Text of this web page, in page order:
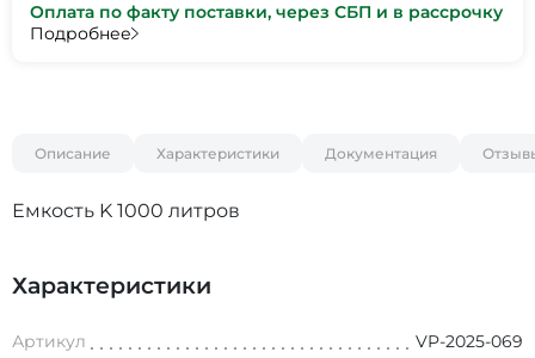
Оплата по факту поставки, через СБП и в рассрочку
Подробнее
Описание Характеристики Документация
Емкость K 1000 литров
Характеристики
Артикул
VP-2025-069